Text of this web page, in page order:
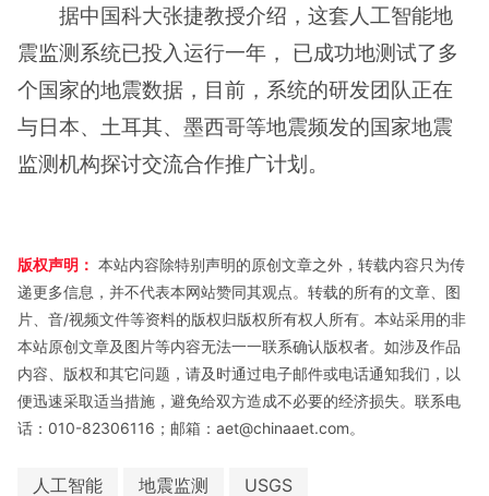
据中国科大张捷教授介绍，这套人工智能地
震监测系统已投入运行一年， 已成功地测试了多
个国家的地震数据，目前，系统的研发团队正在
与日本、土耳其、墨西哥等地震频发的国家地震
监测机构探讨交流合作推广计划。
版权声明： 本站内容除特别声明的原创文章之外，转载内容只为传
递更多信息，并不代表本网站赞同其观点。转载的所有的文章、图
片、音/视频文件等资料的版权归版权所有权人所有。本站采用的非
本站原创文章及图片等内容无法一一联系确认版权者。如涉及作品
内容、版权和其它问题，请及时通过电子邮件或电话通知我们，以
便迅速采取适当措施，避免给双方造成不必要的经济损失。联系电
话：010-82306116；邮箱：aet@chinaaet.com。
人工智能 地震监测 USGS